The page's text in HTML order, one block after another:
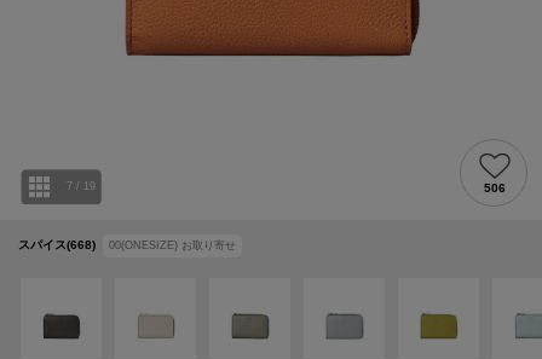
スパイス(668) 00(ONESIZE) お取り寄せ
7 / 19 506